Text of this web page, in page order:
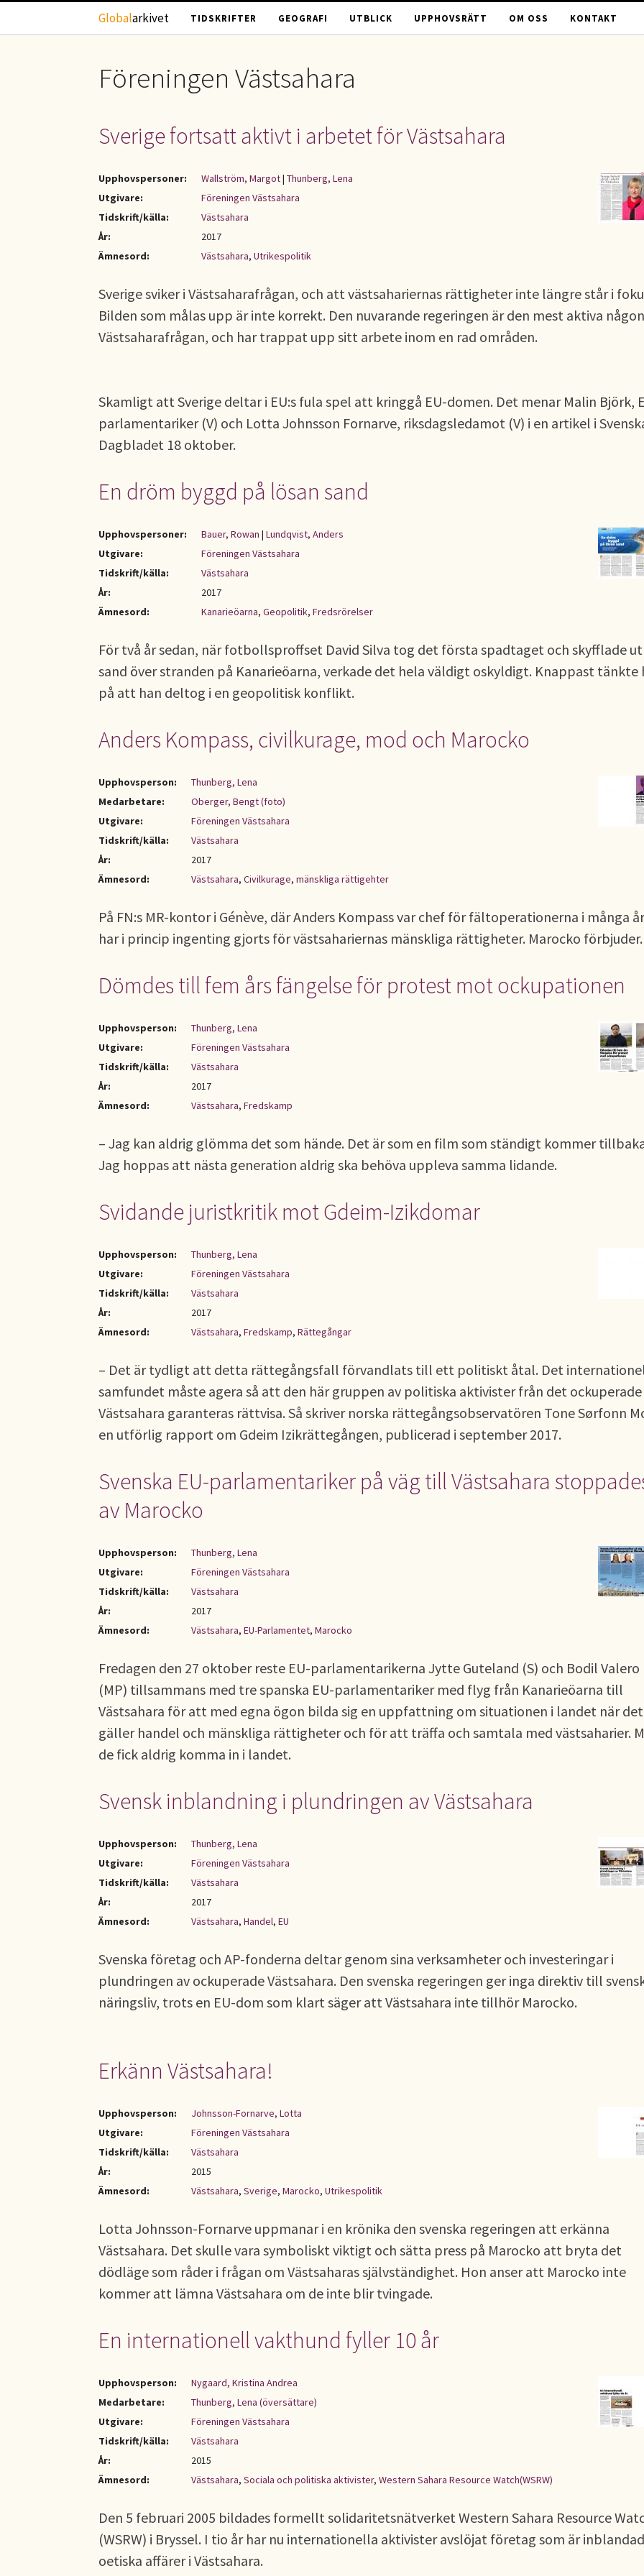
Hoppa till huvudinnehåll
Globalarkivet TIDSKRIFTER GEOGRAFI UTBLICK UPPHOVSRÄTT OM OSS KONTAKT
Föreningen Västsahara
Sverige fortsatt aktivt i arbetet för Västsahara
Upphovspersoner: Wallström, Margot| Thunberg, Lena
Utgivare:
Föreningen Västsahara
Tidskrift/källa:
Västsahara
År:
2017
Ämnesord:
Västsahara, Utrikespolitik
Sverige sviker i Västsaharafrågan, och att västsahariernas rättigheter inte längre står i
Bilden som målas upp är inte korrekt. Den nuvarande regeringen är den mest aktiva
Västsaharafrågan, och har trappat upp sitt arbete inom en rad områden.
Skamligt att Sverige deltar i EU:s fula spel att kringgå EU-domen. Det menar Malin Björk,
parlamentariker (V) och Lotta Johnsson Fornarve, riksdagsledamot (V) i en artikel i
Dagbladet 18 oktober.
En dröm byggd på lösan sand
Upphovspersoner: Bauer, Rowan | Lundqvist, Anders
Utgivare:
Föreningen Västsahara
Tidskrift/källa:
Västsahara
År:
2017
Ämnesord:
Kanarieöarna, Geopolitik, Fredsrörelser
För två år sedan, när fotbollsproffset David Silva tog det första spadtaget och skyfflade ut
sand över stranden på Kanarieöarna, verkade det hela väldigt oskyldigt. Knappast tänkte
på att han deltog i en geopolitisk konflikt.
Anders Kompass, civilkurage, mod och Marocko
Upphovsperson:
Thunberg, Lena
Medarbetare:
Oberger, Bengt (foto)
Utgivare:
Föreningen Västsahara
Tidskrift/källa:
Västsahara
År:
2017
Ämnesord:
Västsahara, Civilkurage, mänskliga rättigehter
På FN:s MR-kontor i Génève, där Anders Kompass var chef för fältoperationerna i många
har i princip ingenting gjorts för västsahariernas mänskliga rättigheter. Marocko förbjuder.
Dömdes till fem års fängelse för protest mot ockupationen
Upphovsperson:
Thunberg, Lena
Utgivare:
Föreningen Västsahara
Tidskrift/källa:
Västsahara
År:
2017
Ämnesord:
Västsahara, Fredskamp
– Jag kan aldrig glömma det som hände. Det är som en film som ständigt kommer
Jag hoppas att nästa generation aldrig ska behöva uppleva samma lidande.
Svidande juristkritik mot Gdeim-Izikdomar
Upphovsperson:
Thunberg, Lena
Utgivare:
Föreningen Västsahara
Tidskrift/källa:
Västsahara
År:
2017
Ämnesord:
Västsahara, Fredskamp, Rättegångar
– Det är tydligt att detta rättegångsfall förvandlats till ett politiskt åtal. Det
samfundet måste agera så att den här gruppen av politiska aktivister från det ockuperade
Västsahara garanteras rättvisa. Så skriver norska rättegångsobservatören Tone Sørfonn
en utförlig rapport om Gdeim Izikrättegången, publicerad i september 2017.
Svenska EU-parlamentariker på väg till Västsahara
av Marocko
Upphovsperson:
Thunberg, Lena
Utgivare:
Föreningen Västsahara
Tidskrift/källa:
Västsahara
År:
2017
Ämnesord:
Västsahara, EU-Parlamentet, Marocko
Fredagen den 27 oktober reste EU-parlamentarikerna Jytte Guteland (S) och Bodil Valero
(MP) tillsammans med tre spanska EU-parlamentariker med flyg från Kanarieöarna till
Västsahara för att med egna ögon bilda sig en uppfattning om situationen i landet när det
gäller handel och mänskliga rättigheter och för att träffa och samtala med västsaharier.
de fick aldrig komma in i landet.
Svensk inblandning i plundringen av Västsahara
Upphovsperson:
Thunberg, Lena
Utgivare:
Föreningen Västsahara
Tidskrift/källa:
Västsahara
År:
2017
Ämnesord:
Västsahara, Handel, EU
Svenska företag och AP-fonderna deltar genom sina verksamheter och investeringar i
plundringen av ockuperade Västsahara. Den svenska regeringen ger inga direktiv till
näringsliv, trots en EU-dom som klart säger att Västsahara inte tillhör Marocko.
Erkänn Västsahara!
Upphovsperson:
Johnsson-Fornarve, Lotta
Utgivare:
Föreningen Västsahara
Tidskrift/källa:
Västsahara
År:
2015
Ämnesord:
Västsahara, Sverige, Marocko, Utrikespolitik
Lotta Johnsson-Fornarve uppmanar i en krönika den svenska regeringen att erkänna
Västsahara. Det skulle vara symboliskt viktigt och sätta press på Marocko att bryta det
dödläge som råder i frågan om Västsaharas självständighet. Hon anser att Marocko inte
kommer att lämna Västsahara om de inte blir tvingade.
En internationell vakthund fyller 10 år
Upphovsperson:
Nygaard, Kristina Andrea
Medarbetare:
Thunberg, Lena (översättare)
Utgivare:
Föreningen Västsahara
Tidskrift/källa:
Västsahara
År:
2015
Ämnesord:
Västsahara, Sociala och politiska aktivister, Western Sahara Resource Watch(WSRW)
Den 5 februari 2005 bildades formellt solidaritetsnätverket Western Sahara Resource
(WSRW) i Bryssel. I tio år har nu internationella aktivister avslöjat företag som är
oetiska affärer i Västsahara.